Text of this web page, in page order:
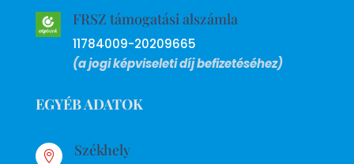
FRSZ támogatási alszámla
11784009-20209665
(a jogi képviseleti díj befizetéséhez)
EGYÉB ADATOK
 Székhely